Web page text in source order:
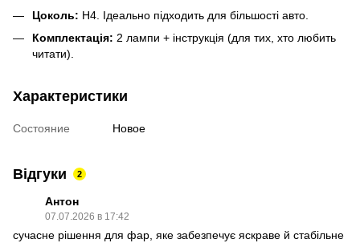
Цоколь: H4. Ідеально підходить для більшості авто.
Комплектація: 2 лампи + інструкція (для тих, хто любить
читати).
Характеристики
Состояние Новое
Відгуки 2
Антон
07.07.2026 в 17:42
сучасне рішення для фар, яке забезпечує яскраве й стабільне